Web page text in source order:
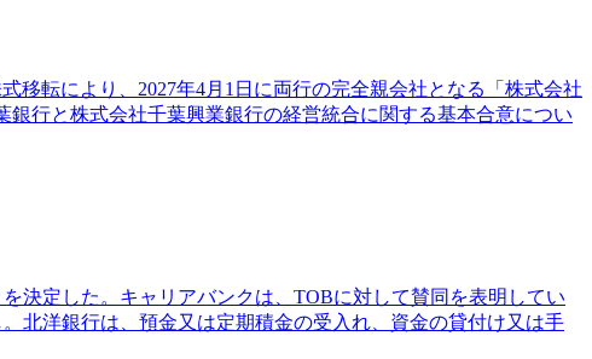
移転により、2027年4月1日に両行の完全親会社となる「株式会社
行と株式会社千葉興業銀行の経営統合に関する基本合意につい
決定した。キャリアバンクは、TOBに対して賛同を表明してい
北洋銀行は、預金又は定期積金の受入れ、資金の貸付け又は手